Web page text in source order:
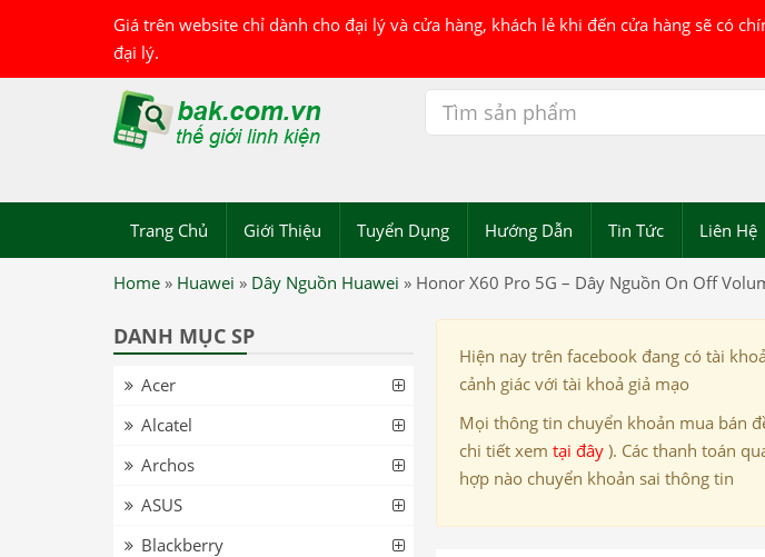
Giá trên website chỉ dành cho đại lý và cửa hàng, khách lẻ khi đến cửa hàng sẽ có
đại lý.
Trang Chủ Giới Thiệu Tuyển Dụng Hướng Dẫn Tin Tức Liên Hệ
Home » Huawei » Dây Nguồn Huawei » Honor X60 Pro 5G – Dây Nguồn On Off
Hiện nay trên facebook đang có tài
cảnh giác với tài khoả giả mạo
Mọi thông tin chuyển khoản mua bán
chi tiết xem tại đây ). Các thanh toán
hợp nào chuyển khoản sai thông tin
DANH MỤC SP
Acer
Alcatel
Archos
ASUS
Blackberry